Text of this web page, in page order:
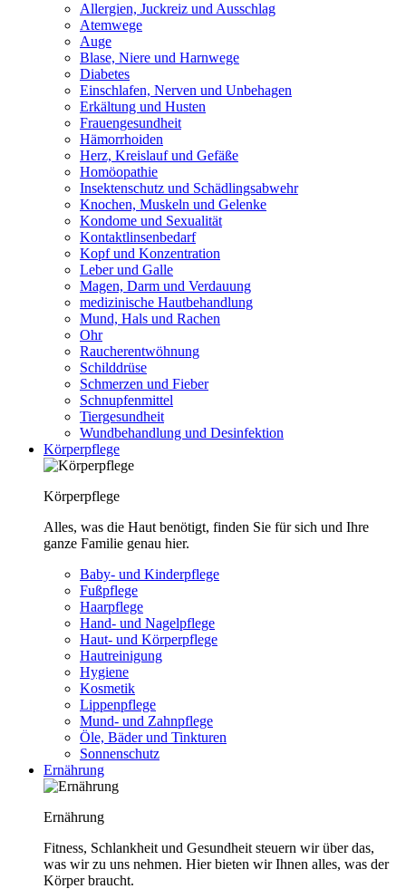
Allergien, Juckreiz und Ausschlag
Atemwege
Auge
Blase, Niere und Harnwege
Diabetes
Einschlafen, Nerven und Unbehagen
Erkältung und Husten
Frauengesundheit
Hämorrhoiden
Herz, Kreislauf und Gefäße
Homöopathie
Insektenschutz und Schädlingsabwehr
Knochen, Muskeln und Gelenke
Kondome und Sexualität
Kontaktlinsenbedarf
Kopf und Konzentration
Leber und Galle
Magen, Darm und Verdauung
medizinische Hautbehandlung
Mund, Hals und Rachen
Ohr
Raucherentwöhnung
Schilddrüse
Schmerzen und Fieber
Schnupfenmittel
Tiergesundheit
Wundbehandlung und Desinfektion
Körperpflege
Körperpflege
Alles, was die Haut benötigt, finden Sie für sich und Ihre
ganze Familie genau hier.
Baby- und Kinderpflege
Fußpflege
Haarpflege
Hand- und Nagelpflege
Haut- und Körperpflege
Hautreinigung
Hygiene
Kosmetik
Lippenpflege
Mund- und Zahnpflege
Öle, Bäder und Tinkturen
Sonnenschutz
Ernährung
Ernährung
Fitness, Schlankheit und Gesundheit steuern wir über das,
was wir zu uns nehmen. Hier bieten wir Ihnen alles, was der
Körper braucht.